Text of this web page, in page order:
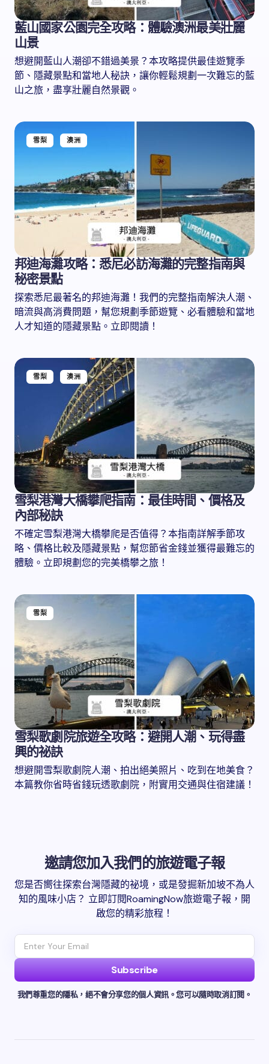
藍山國家公園完全攻略：體驗澳洲最美壯麗
山景
想避開藍山人潮卻不錯過美景？本攻略提供最佳遊覽季
節、隱藏景點和當地人秘訣，讓你輕鬆規劃一次難忘的藍
山之旅，盡享壯麗自然景觀。
雪梨 澳洲
邦迪海灘攻略：悉尼必訪海灘的完整指南與
秘密景點
探索悉尼最著名的邦迪海灘！我們的完整指南解決人潮、
暗流與高消費問題，幫您規劃季節遊覽、必看體驗和當地
人才知道的隱藏景點。立即閱讀！
雪梨 澳洲
雪梨港灣大橋攀爬指南：最佳時間、價格及
內部秘訣
不確定雪梨港灣大橋攀爬是否值得？本指南詳解季節攻
略、價格比較及隱藏景點，幫您節省金錢並獲得最難忘的
體驗。立即規劃您的完美橋攀之旅！
雪梨
雪梨歌劇院旅遊全攻略：避開人潮、玩得盡
興的祕訣
想避開雪梨歌劇院人潮、拍出絕美照片、吃到在地美食？
本篇教你省時省錢玩透歌劇院，附實用交通與住宿建議！
邀請您加入我們的旅遊電子報
您是否嚮往探索台灣隱藏的祕境，或是發掘新加坡不為人
知的風味小店？ 立即訂閱RoamingNow旅遊電子報，開
啟您的精彩旅程！
Subscribe
我們尊重您的隱私，絕不會分享您的個人資訊。您可以隨時取消訂閱。